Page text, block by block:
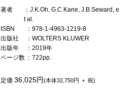
著者
：J.K.Oh, G.C.Kane, J.B.Seward, e
t al.
ISBN
：978-1-4963-1219-8
出版社
：WOLTERS KLUWER
出版年
：2019年
ページ数 ：722pp.
定価36,025円(本体32,750円 ＋ 税)